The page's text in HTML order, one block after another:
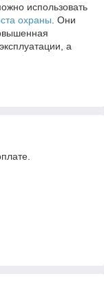
использовать
охраны . Они
а